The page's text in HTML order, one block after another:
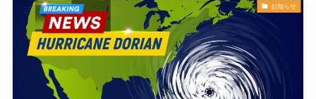
お知らせ